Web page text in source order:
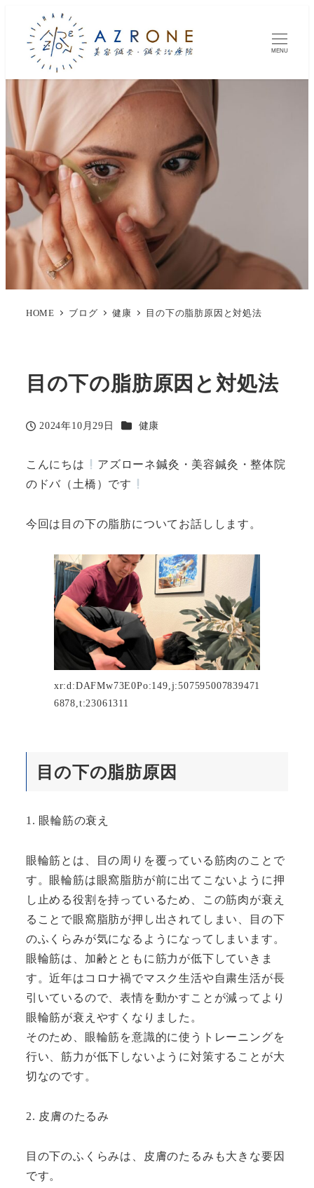
MENU
HOME ブログ 健康 目の下の脂肪原因と対処法
目の下の脂肪原因と対処法
投稿日
2024年10月29日 カテゴリー
健康
こんにちは
アズローネ鍼灸・美容鍼灸・整体院
のドバ（土橋）です
今回は目の下の脂肪についてお話しします。
xr:d:DAFMw73E0Po:149,j:507595007839471
6878,t:23061311
目の下の脂肪原因
1. 眼輪筋の衰え
眼輪筋とは、目の周りを覆っている筋肉のことで
す。眼輪筋は眼窩脂肪が前に出てこないように押
し止める役割を持っているため、この筋肉が衰え
ることで眼窩脂肪が押し出されてしまい、目の下
のふくらみが気になるようになってしまいます。
眼輪筋は、加齢とともに筋力が低下していきま
す。近年はコロナ禍でマスク生活や自粛生活が長
引いているので、表情を動かすことが減ってより
眼輪筋が衰えやすくなりました。
そのため、眼輪筋を意識的に使うトレーニングを
行い、筋力が低下しないように対策することが大
切なのです。
2. 皮膚のたるみ
目の下のふくらみは、皮膚のたるみも大きな要因
です。